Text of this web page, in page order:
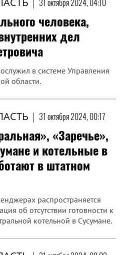
| 31 октября 2024, 06:58
произошло 14
мусора и
Магаданской области
произошедших с 21 по 27
предоставленным ГУ МЧС по
|31 октября 2024, 04:10
человека,
дел
в системе Управления
области.